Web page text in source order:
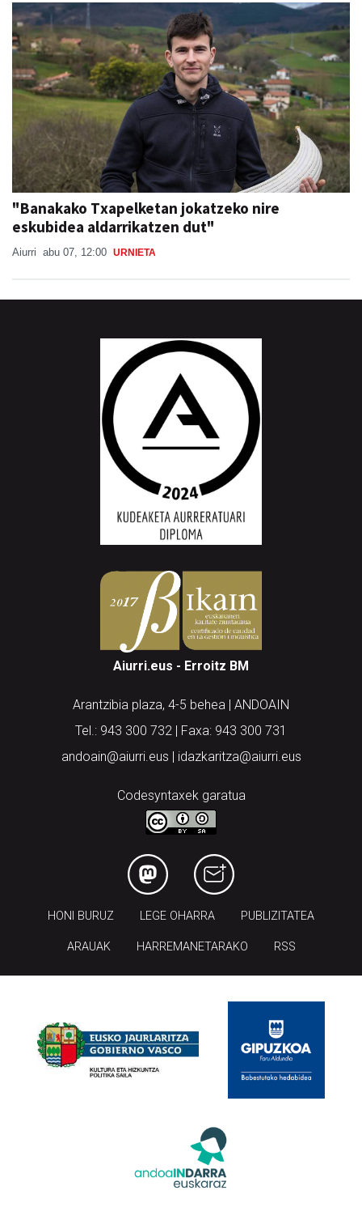
"Banakako Txapelketan jokatzeko nire
eskubidea aldarrikatzen dut"
Aiurri abu 07, 12:00 URNIETA
Aiurri.eus - Erroitz BM
Arantzibia plaza, 4-5 behea | ANDOAIN
Tel.: 943 300 732 | Faxa: 943 300 731
andoain@aiurri.eus | idazkaritza@aiurri.eus
Codesyntaxek garatua
HONI BURUZ LEGE OHARRA PUBLIZITATEA
ARAUAK HARREMANETARAKO RSS